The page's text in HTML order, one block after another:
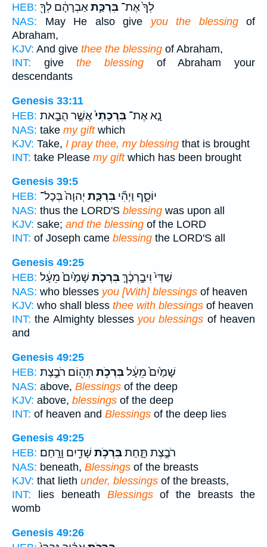
HEB:
לְךָ֙ אֶת־ בִּרְכַּ֣תאַבְרָהָ֔ם לְךָ֖
NAS: May He also give you the blessingof
Abraham,
KJV: And give thee the blessing of Abraham,
INT: givethe blessing of Abraham your
descendants
Genesis 33:11
HEB:
נָ֤א אֶת־ בִּרְכָתִי֙אֲשֶׁ֣ר הֻבָ֣את
NAS: take my giftwhich
KJV: Take, I pray thee, my blessing that is brought
INT: take Please my giftwhich has been brought
Genesis 39:5
HEB:
יוֹסֵ֑ף וַיְהִ֞י בִּרְכַּ֤ת יְהוָה֙ בְּכָל־
NAS: thus the LORD'S blessing was upon all
KJV: sake; and the blessing of the LORD
INT: of Joseph came blessing the LORD'S all
Genesis 49:25
HEB:
שַׁדַּי֙ וִיבָ֣רְכֶ֔ךָּבִּרְכֹ֤ת שָׁמַ֙יִם֙ מֵעָ֔ל
NAS: who blesses you [With] blessings of heaven
KJV: who shall bless thee with blessings of heaven
INT: the Almighty blesses you blessings of heaven
and
Genesis 49:25
HEB:
שָׁמַ֙יִם֙ מֵעָ֔לבִּרְכֹ֥ת תְּה֖וֹם רֹבֶ֣צֶת
NAS: above, Blessings of the deep
KJV: above, blessings of the deep
INT: of heaven and Blessings of the deep lies
Genesis 49:25
HEB:
רֹבֶ֣צֶת תָּ֑חַתבִּרְכֹ֥ת שָׁדַ֖יִם וָרָֽחַם׃
NAS: beneath, Blessings of the breasts
KJV: that lieth under, blessings of the breasts,
INT: lies beneath Blessingsof the breasts the
womb
Genesis 49:26